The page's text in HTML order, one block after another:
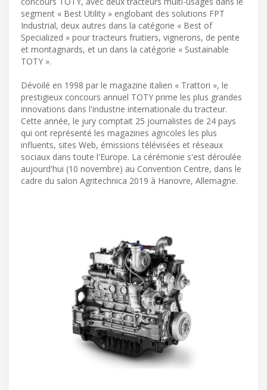
segment « Best Utility » englobant des solutions FPT
Industrial, deux autres dans la catégorie « Best of
Specialized » pour tracteurs fruitiers, vignerons, de pente
et montagnards, et un dans la catégorie « Sustainable
TOTY ».
Dévoilé en 1998 par le magazine italien « Trattori », le
prestigieux concours annuel TOTY prime les plus grandes
innovations dans l'industrie internationale du tracteur.
Cette année, le jury comptait 25 journalistes de 24 pays
qui ont représenté les magazines agricoles les plus
influents, sites Web, émissions télévisées et réseaux
sociaux dans toute l'Europe. La cérémonie s'est déroulée
aujourd'hui (10 novembre) au Convention Centre, dans le
cadre du salon Agritechnica 2019 à Hanovre, Allemagne.